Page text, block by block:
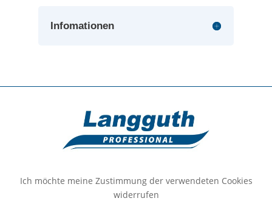
Infomationen
Ich möchte meine Zustimmung der verwendeten Cookies
widerrufen